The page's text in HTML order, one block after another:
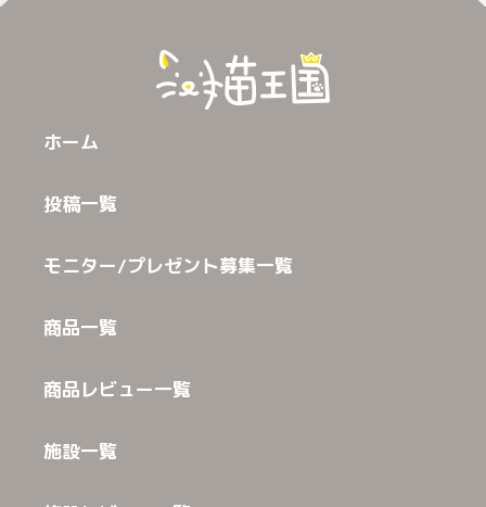
ホーム
投稿一覧
モニター/プレゼント募集一覧
商品一覧
商品レビュー一覧
施設一覧